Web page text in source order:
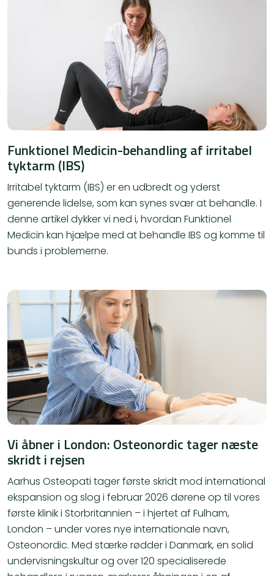
Funktionel Medicin-behandling af irritabel
tyktarm (IBS)
Irritabel tyktarm (IBS) er en udbredt og yderst
generende lidelse, som kan synes svær at behandle. I
denne artikel dykker vi ned i, hvordan Funktionel
Medicin kan hjælpe med at behandle IBS og komme til
bunds i problemerne.
Vi åbner i London: Osteonordic tager næste
skridt i rejsen
Aarhus Osteopati tager første skridt mod international
ekspansion og slog i februar 2026 dørene op til vores
første klinik i Storbritannien – i hjertet af Fulham,
London – under vores nye internationale navn,
Osteonordic. Med stærke rødder i Danmark, en solid
undervisningskultur og over 120 specialiserede